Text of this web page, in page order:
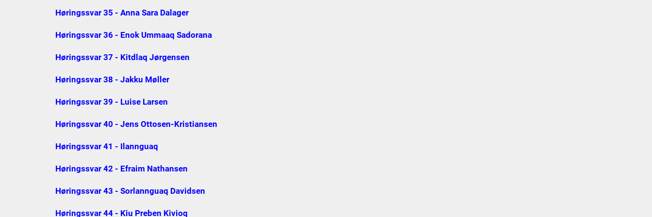
Høringssvar 35 - Anna Sara Dalager
Høringssvar 36 - Enok Ummaaq Sadorana
Høringssvar 37 - Kitdlaq Jørgensen
Høringssvar 38 - Jakku Møller
Høringssvar 39 - Luise Larsen
Høringssvar 40 - Jens Ottosen-Kristiansen
Høringssvar 41 - Ilannguaq
Høringssvar 42 - Efraim Nathansen
Høringssvar 43 - Sorlannguaq Davidsen
Høringssvar 44 - Kiu Preben Kivioq